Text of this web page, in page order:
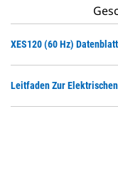
XES120 (60 Hz) Datenblatt
Leitfaden Zur